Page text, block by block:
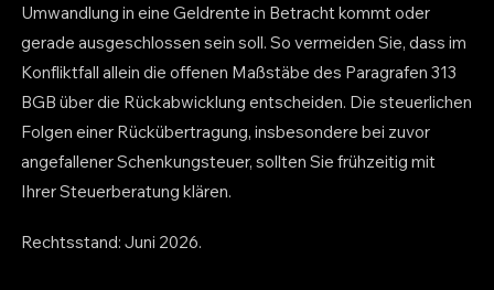
Umwandlung in eine Geldrente in Betracht kommt oder
gerade ausgeschlossen sein soll. So vermeiden Sie, dass im
Konfliktfall allein die offenen Maßstäbe des Paragrafen 313
BGB über die Rückabwicklung entscheiden. Die steuerlichen
Folgen einer Rückübertragung, insbesondere bei zuvor
angefallener Schenkungsteuer, sollten Sie frühzeitig mit
Ihrer Steuerberatung klären.
Rechtsstand: Juni 2026.